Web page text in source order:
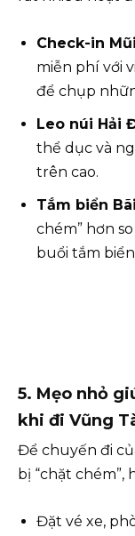
Check-in
miễn phí với
để chụp
Leo núi Hải
thể dục và
trên cao.
Tắm biển
chém” hơn
buổi tắm
5. Mẹo nhỏ
khi đi Vũng
Để chuyến đi
bị “chặt chém”,
Đặt vé xe,